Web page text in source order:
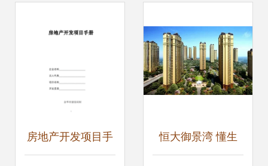
房地产开发项目手 恒大御景湾 懂生